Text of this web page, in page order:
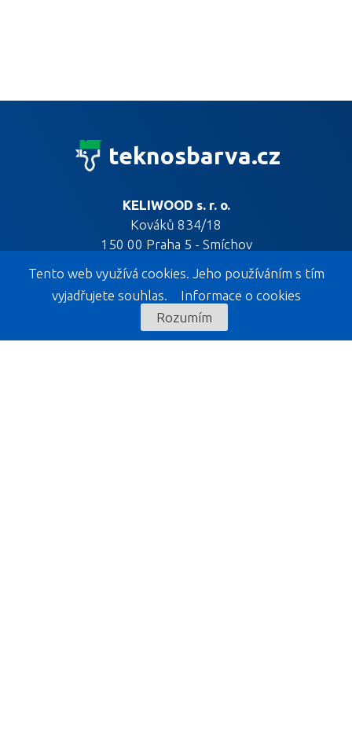
teknosbarva.cz
KELIWOOD s. r. o.
Kováků 834/18
150 00 Praha 5 - Smíchov
KELIWOOD EXPOZICE
Tento web využívá cookies. Jeho používáním s tím
vyjadřujete souhlas. Informace o cookies
Rozumím